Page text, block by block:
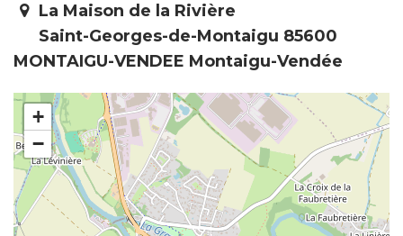
La Maison de la Rivière
Saint-Georges-de-Montaigu 85600
MONTAIGU-VENDEE Montaigu-Vendée
+
−